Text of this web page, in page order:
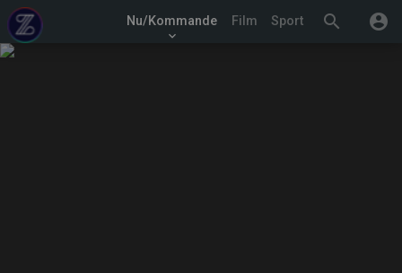
search account_circle
Nu/Kommande
keyboard_arrow_down
Film Sport